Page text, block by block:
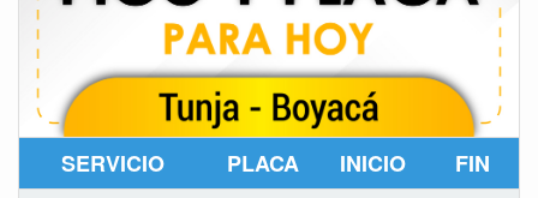
SERVICIO PLACA INICIO FIN